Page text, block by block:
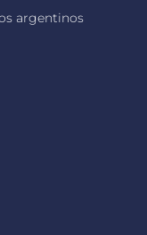
argentinos